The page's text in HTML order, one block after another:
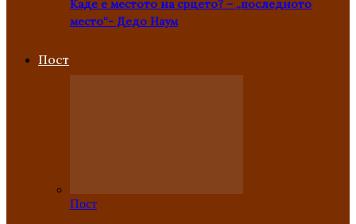
Каде е местото на срцето? – „последното
место“- Дедо Наум
Пост
Пост